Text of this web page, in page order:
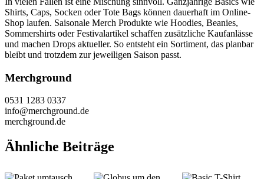
Shirts, Caps, Socken oder Tote Bags können dauerhaft im Online-
Shop laufen. Saisonale Merch Produkte wie Hoodies, Beanies,
Sommershirts oder Festivalartikel schaffen zusätzliche Kaufanlässe
und machen Drops aktueller. So entsteht ein Sortiment, das planbar
bleibt und trotzdem zur jeweiligen Saison passt.
Merchground
0531 1283 0337
info@merchground.de
merchground.de
Ähnliche Beiträge